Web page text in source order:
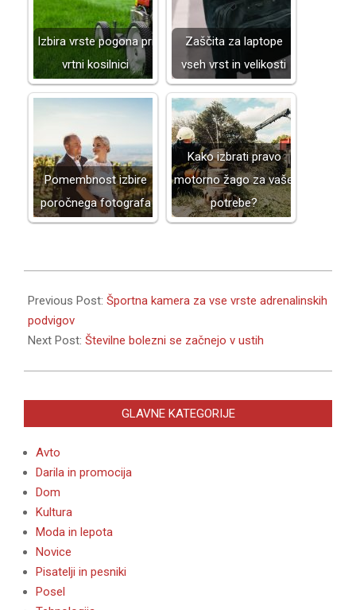
Izbira vrste pogona pri
vrtni kosilnici
Zaščita za laptope
vseh vrst in velikosti
Pomembnost izbire
poročnega fotografa
Kako izbrati pravo
motorno žago za vaše
potrebe?
08-
20
Previous Post: Športna kamera za vse vrste adrenalinskih
podvigov
Next Post: Številne bolezni se začnejo v ustih
GLAVNE KATEGORIJE
Avto
Darila in promocija
Dom
Kultura
Moda in lepota
Novice
Pisatelji in pesniki
Posel